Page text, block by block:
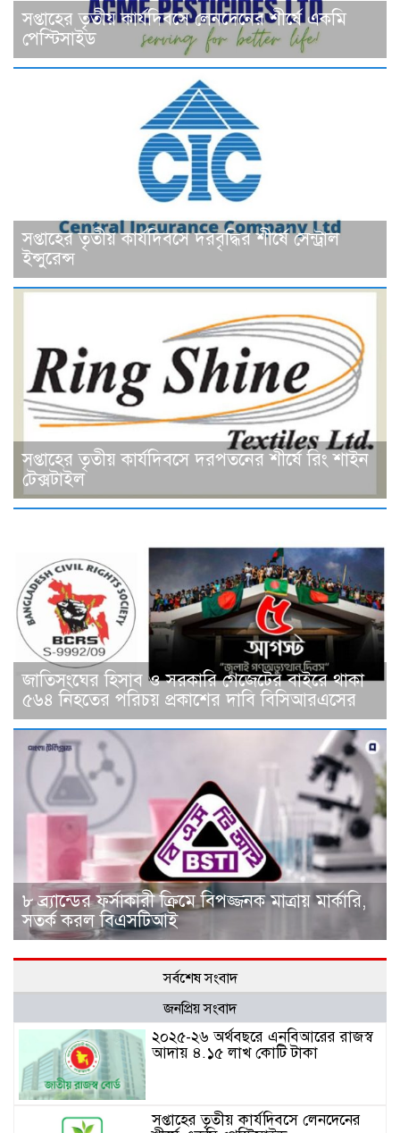
সপ্তাহের তৃতীয় কার্যদিবসে লেনদেনের শীর্ষে একমি
পেস্টিসাইড
সপ্তাহের তৃতীয় কার্যদিবসে দরবৃদ্ধির শীর্ষে সেন্ট্রাল
ইন্সুরেন্স
সপ্তাহের তৃতীয় কার্যদিবসে দরপতনের শীর্ষে রিং শাইন
টেক্সটাইল
জাতিসংঘের হিসাব ও সরকারি গেজেটের বাইরে থাকা
৫৬৪ নিহতের পরিচয় প্রকাশের দাবি বিসিআরএসের
৮ ব্র্যান্ডের ফর্সাকারী ক্রিমে বিপজ্জনক মাত্রায় মার্কারি,
সতর্ক করল বিএসটিআই
সর্বশেষ সংবাদ
জনপ্রিয় সংবাদ
২০২৫-২৬ অর্থবছরে এনবিআরের রাজস্ব
আদায় ৪.১৫ লাখ কোটি টাকা
সপ্তাহের তৃতীয় কার্যদিবসে লেনদেনের